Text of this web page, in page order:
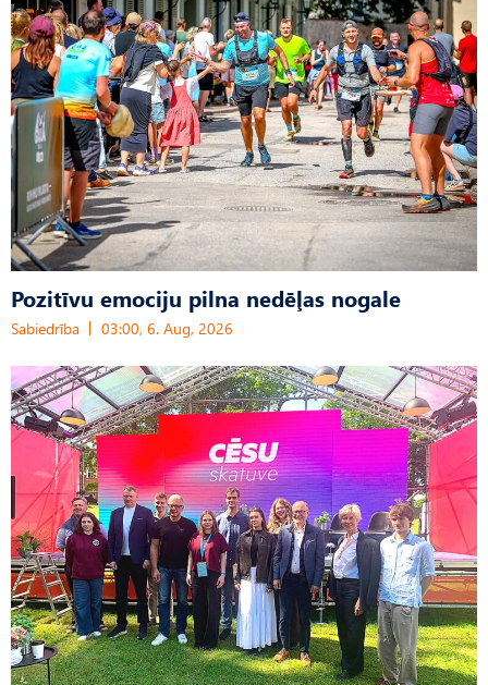
Pozitīvu emociju pilna nedēļas nogale
Sabiedrība 03:00, 6. Aug, 2026